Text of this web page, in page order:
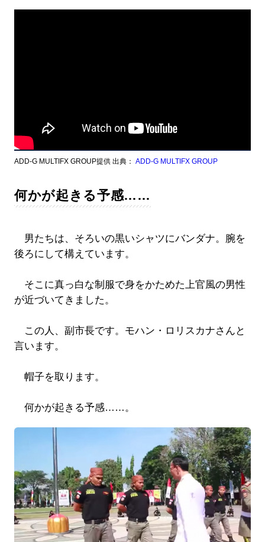
ADD-G MULTIFX GROUP提供 出典： ADD-G MULTIFX GROUP
何かが起きる予感……
男たちは、そろいの黒いシャツにバンダナ。腕を
後ろにして構えています。
そこに真っ白な制服で身をかためた上官風の男性
が近づいてきました。
この人、副市長です。モハン・ロリスカナさんと
言います。
帽子を取ります。
何かが起きる予感……。